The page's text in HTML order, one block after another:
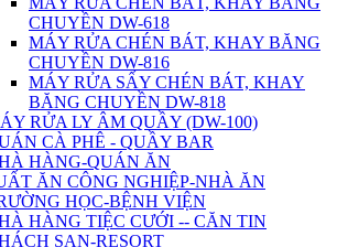
CHUYỀN DW-618
MÁY RỬA CHÉN BÁT, KHAY BĂNG
CHUYỀN DW-816
MÁY RỬA SẤY CHÉN BÁT, KHAY
BĂNG CHUYỀN DW-818
RỬA LY ÂM QUẦY (DW-100)
CÀ PHÊ - QUẦY BAR
HÀNG-QUÁN ĂN
ĂN CÔNG NGHIỆP-NHÀ ĂN
HỌC-BỆNH VIỆN
HÀNG TIỆC CƯỚI -- CĂN TIN
SẠN-RESORT